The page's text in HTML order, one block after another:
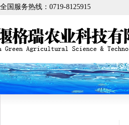
全国服务热线：0719-8125915